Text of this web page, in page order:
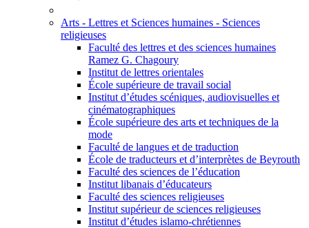
Arts - Lettres et Sciences humaines - Sciences
religieuses
Faculté des lettres et des sciences humaines
Ramez G. Chagoury
Institut de lettres orientales
École supérieure de travail social
Institut d’études scéniques, audiovisuelles et
cinématographiques
École supérieure des arts et techniques de la
mode
Faculté de langues et de traduction
École de traducteurs et d’interprètes de Beyrouth
Faculté des sciences de l’éducation
Institut libanais d’éducateurs
Faculté des sciences religieuses
Institut supérieur de sciences religieuses
Institut d’études islamo-chrétiennes